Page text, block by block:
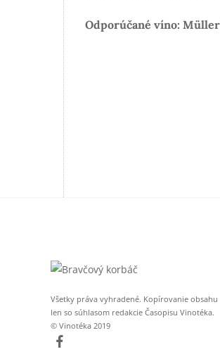
Odporúčané víno:
Všetky práva vyhradené. Kopírovanie obsahu
len so súhlasom redakcie Časopisu Vinotéka.
© Vinotéka 2019